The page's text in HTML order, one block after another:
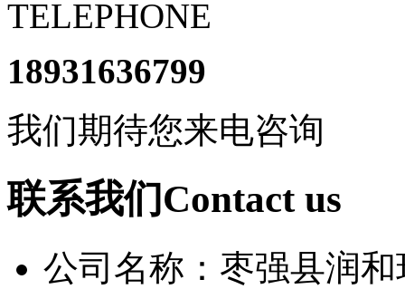
TELEPHONE
18931636799
我们期待您来电咨询
联系我们Contact us
公司名称：枣强县润